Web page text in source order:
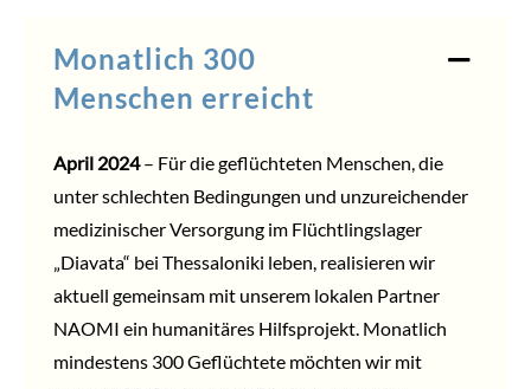
Monatlich 300
Menschen erreicht
April 2024– Für die geflüchteten Menschen, die
unter schlechten Bedingungen und unzureichender
medizinischer Versorgung im Flüchtlingslager
„Diavata“ bei Thessaloniki leben, realisieren wir
aktuell gemeinsam mit unserem lokalen Partner
NAOMI ein humanitäres Hilfsprojekt. Monatlich
mindestens 300 Geflüchtete möchten wir mit